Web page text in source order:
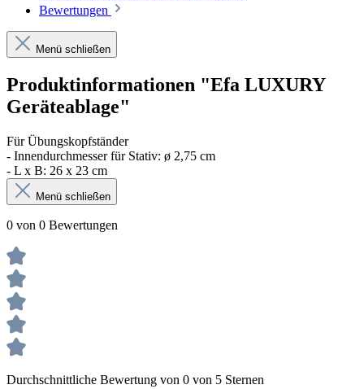
Bewertungen
Menü schließen
Produktinformationen "Efa LUXURY
Geräteablage"
Für Übungskopfständer
- Innendurchmesser für Stativ: ø 2,75 cm
- L x B: 26 x 23 cm
Menü schließen
0 von 0 Bewertungen
Durchschnittliche Bewertung von 0 von 5 Sternen